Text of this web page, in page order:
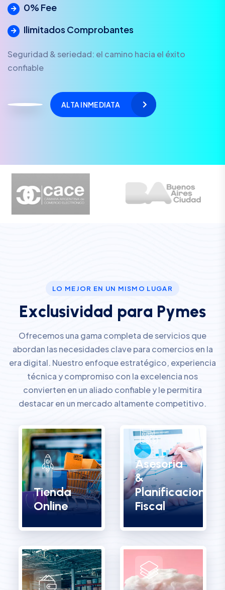
0% Fee
Ilimitados Comprobantes
Seguridad & seriedad: el camino hacia el éxito
confiable
ALTA INMEDIATA
LO MEJOR EN UN MISMO LUGAR
Exc usividad para Pymes
Ofrecemos una gama completa de servicios que
abordan las necesidades clave para comercios en la
era digital. Nuestro enfoque estratégico, experiencia
técnica y compromiso con la excelencia nos
convierten en un aliado confiable y le permitira
destacar en un mercado altamente competitivo.
Tienda
Online
Asesoria
&
Planificacion
Fiscal